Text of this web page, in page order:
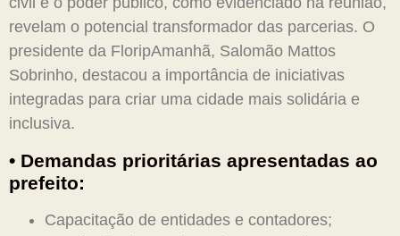
revelam o potencial transformador das parcerias. O
presidente da FloripAmanhã, Salomão Mattos
Sobrinho, destacou a importância de iniciativas
integradas para criar uma cidade mais solidária e
inclusiva.
• Demandas prioritárias apresentadas ao
prefeito:
Capacitação de entidades e contadores;